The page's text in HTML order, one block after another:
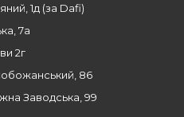
1д (за Dafi)
7а
2г
86
Заводська, 99